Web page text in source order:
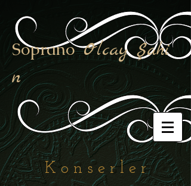
SopranoOlcay Şahi
n
K o n s e r l e r